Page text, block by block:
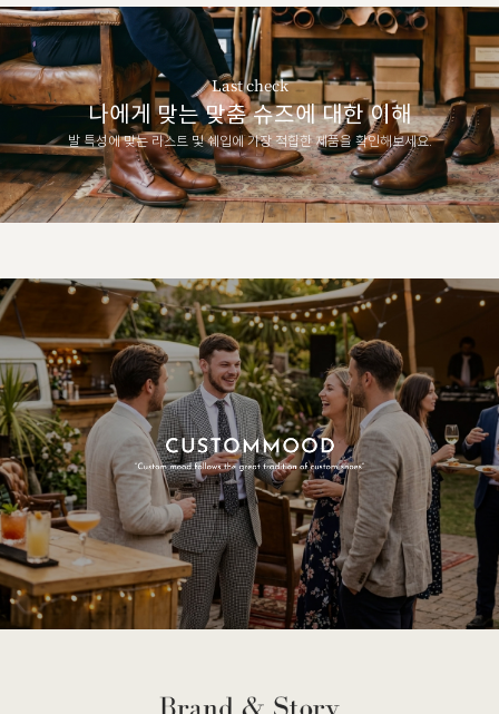
Last check
나에게 맞는 맞춤 슈즈에 대한 이해
발 특성에 맞는 라스트 및 쉐입에 가장 적합한 제품을 확인해보세요.